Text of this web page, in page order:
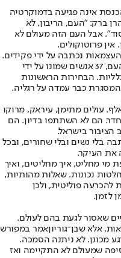
אינה פגיעה בדמוקרטיה
ברק: "העם, הריבון, לא
אבל העם הזה מעולם לא
פרוטוקולים.
העצמאות נכתבה על ידי פקידים.
הכרזת העצמאות התקבלה בידי מועצת העם, 37 אנשים שמונו על ידי
הבחירות הראשונות
רק בינואר 1949, אחרי שהמסגרת כבר עמדה על רגליה.
שנתיים הצטרפו אליהם עוד כ־700 אלף. עולים מתימן, עיראק, מרוקו
הם לא השתתפו בדיון. הם
הציבור בישראל.
בלי נשים ובלי שחורים, ובכל
את העיקר.
מי מחליט, איך מחליטים, ואיך
נכונות. שאלות מהותיות,
להכרעה פוליטית, ולכן
לזמן.
מהותיים שאסור לגעת בהם לעולם.
אלא שבן־גוריוןאמר במפורש
מכונן. לא ניתנה הסמכה.
שמעולם לא התקיימה ואז